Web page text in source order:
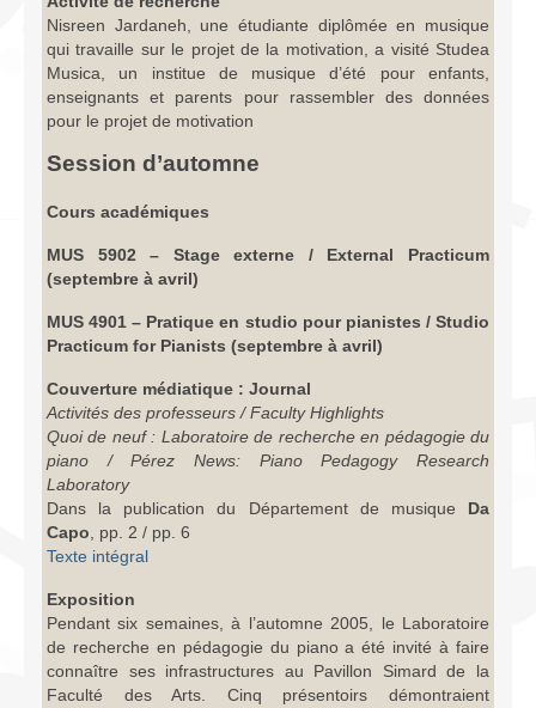
Nisreen Jardaneh, une étudiante diplômée en musique
qui travaille sur le projet de la motivation, a visité Studea
Musica, un institue de musique d’été pour enfants,
enseignants et parents pour rassembler des données
pour le projet de motivation
Session d’automne
Cours académiques
MUS 5902 – Stage externe / External Practicum
(septembre à avril)
MUS 4901 – Pratique en studio pour pianistes / Studio
Practicum for Pianists (septembre à avril)
Couverture médiatique : Journal
Activités des professeurs / Faculty Highlights
Quoi de neuf : Laboratoire de recherche en pédagogie du
piano / Pérez News: Piano Pedagogy Research
Laboratory
Dans la publication du Département de musique Da
Capo, pp. 2 / pp. 6
Texte intégral
Exposition
Pendant six semaines, à l’automne 2005, le Laboratoire
de recherche en pédagogie du piano a été invité à faire
connaître ses infrastructures au Pavillon Simard de la
Faculté des Arts. Cinq présentoirs démontraient